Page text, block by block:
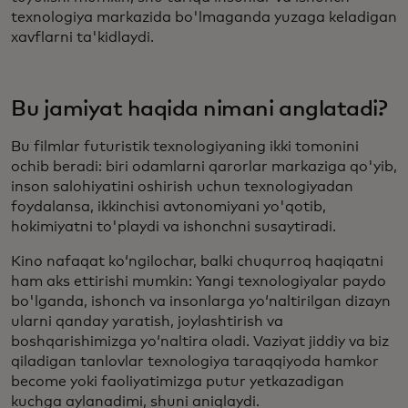
texnologiya markazida bo'lmaganda yuzaga keladigan
xavflarni ta'kidlaydi.
Bu jamiyat haqida nimani anglatadi?
Bu filmlar futuristik texnologiyaning ikki tomonini
ochib beradi: biri odamlarni qarorlar markaziga qo'yib,
inson salohiyatini oshirish uchun texnologiyadan
foydalansa, ikkinchisi avtonomiyani yo'qotib,
hokimiyatni to'playdi va ishonchni susaytiradi.
Kino nafaqat koʻngilochar, balki chuqurroq haqiqatni
ham aks ettirishi mumkin: Yangi texnologiyalar paydo
bo'lganda, ishonch va insonlarga yo‘naltirilgan dizayn
ularni qanday yaratish, joylashtirish va
boshqarishimizga yo‘naltira oladi. Vaziyat jiddiy va biz
qiladigan tanlovlar texnologiya taraqqiyoda hamkor
become yoki faoliyatimizga putur yetkazadigan
kuchga aylanadimi, shuni aniqlaydi.